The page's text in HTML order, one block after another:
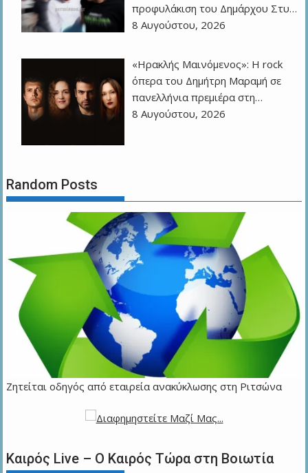
προφυλάκιση του Δημάρχου Στυ…
8 Αυγούστου, 2026
«Ηρακλής Μαινόμενος»: H rock
όπερα του Δημήτρη Μαραμή σε
πανελλήνια πρεμιέρα στη…
8 Αυγούστου, 2026
Random Posts
Ζητείται οδηγός από εταιρεία ανακύκλωσης στη Ριτσώνα
Καιρός Live – Ο Καιρός Τώρα στη Βοιωτία